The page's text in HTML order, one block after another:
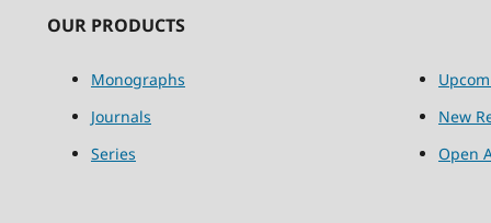
OUR PRODUCTS
Monographs
Journals
Series
New
Open